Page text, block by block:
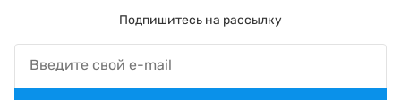
Подпишитесь на рассылку